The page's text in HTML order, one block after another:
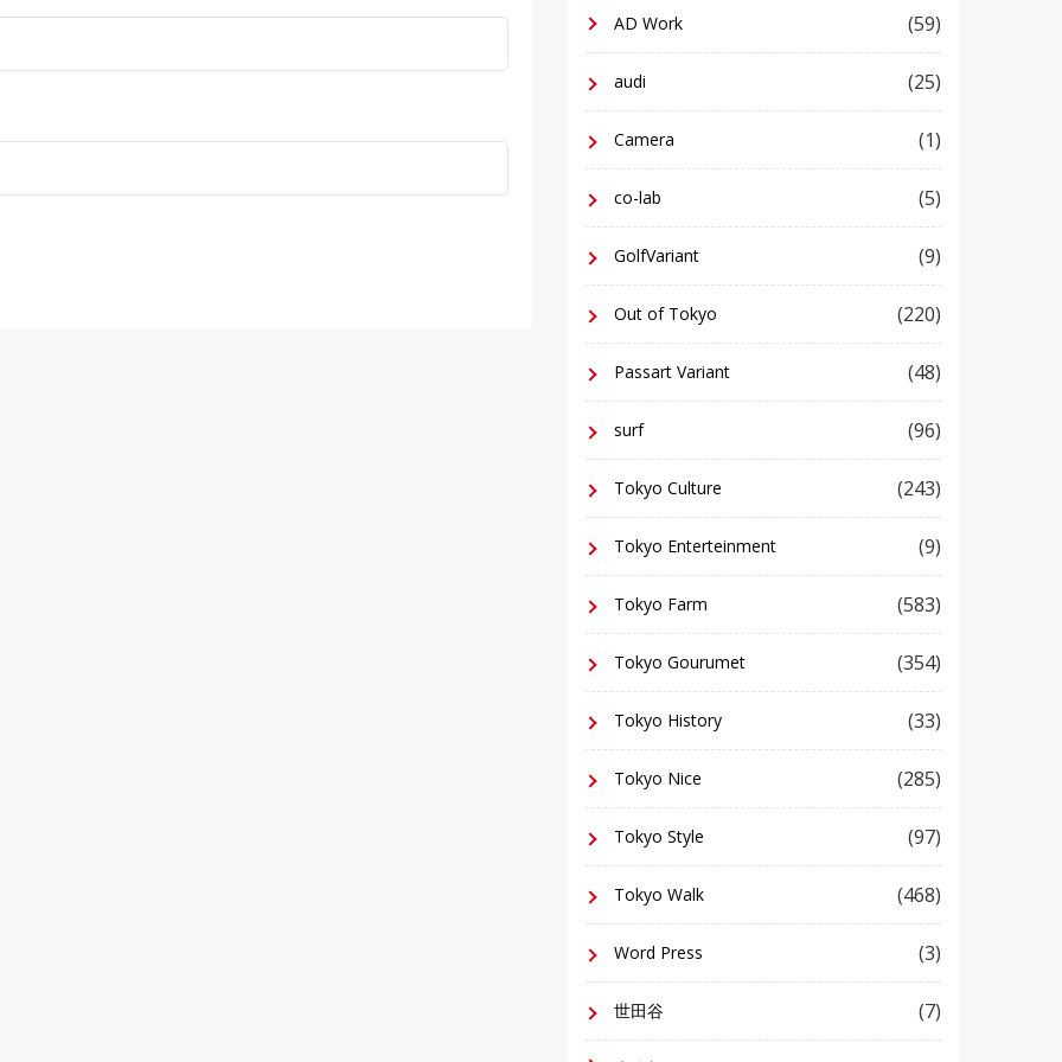
AD Work (59)
audi (25)
Camera (1)
co-lab (5)
GolfVariant (9)
Out of Tokyo (220)
Passart Variant (48)
surf (96)
Tokyo Culture (243)
Tokyo Enterteinment (9)
Tokyo Farm (583)
Tokyo Gourumet (354)
Tokyo History (33)
Tokyo Nice (285)
Tokyo Style (97)
Tokyo Walk (468)
Word Press (3)
世田谷 (7)